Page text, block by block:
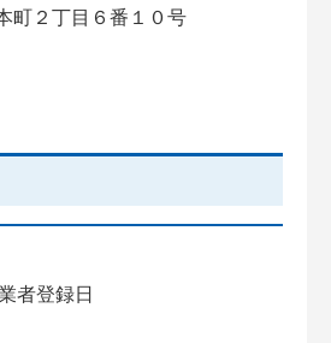
町２丁目６番１０号
者登録日